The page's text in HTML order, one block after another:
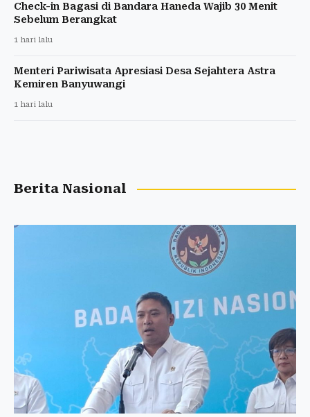
Check-in Bagasi di Bandara Haneda Wajib 30 Menit
Sebelum Berangkat
1 hari lalu
Menteri Pariwisata Apresiasi Desa Sejahtera Astra
Kemiren Banyuwangi
1 hari lalu
Berita Nasional